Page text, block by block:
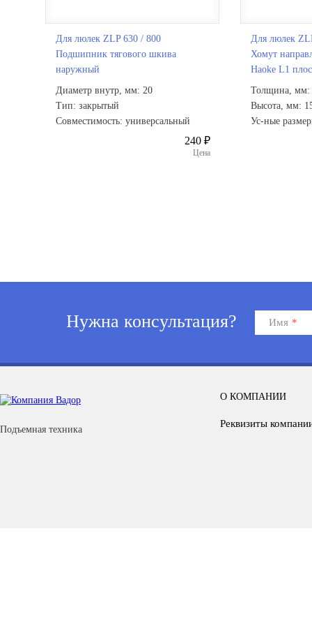
Для люлек ZLP 630 / 800
Подшипник тягового шкива
наружный
Диаметр внутр, мм: 20
Тип: закрытый
Совместимость: универсальный
240 ₽
Цена
Для люлек
Хомут
Haoke L1
Толщина, мм:
Высота, мм:
Ус-ные
Нужна консультация? Имя *
Подъемная техника
О КОМПАНИИ
Реквизиты